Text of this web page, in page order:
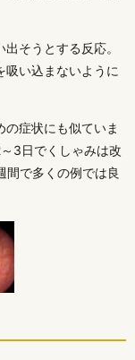
そうとする反応。
吸い込まないように
の症状にも似ていま
3日でくしゃみは改
間で多くの例では良